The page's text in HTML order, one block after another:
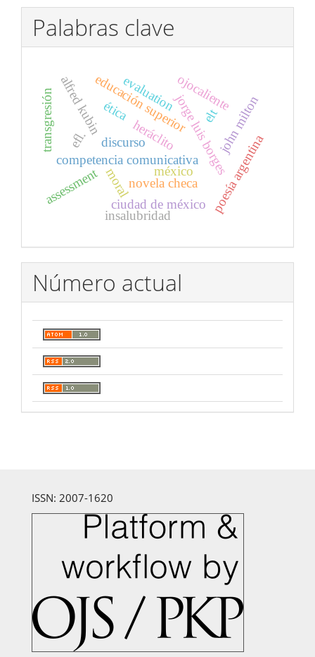
Palabras clave
discurso
competencia comunicativa
educación superiorjorge luis borges
heráclito john milton
poesía argentina
ética
moral méxico
alfred kubin
novela checa
assessment
evaluation
elt
efl.
ojocaliente
ciudad de méxico
insalubridad
transgresión
Número actual
ISSN: 2007-1620